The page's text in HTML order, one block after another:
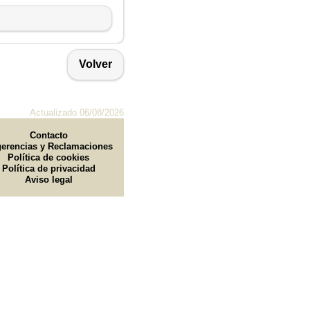
Volver
Actualizado 06/08/2026
Contacto
y Reclamaciones
Política de cookies
Política de privacidad
Aviso legal